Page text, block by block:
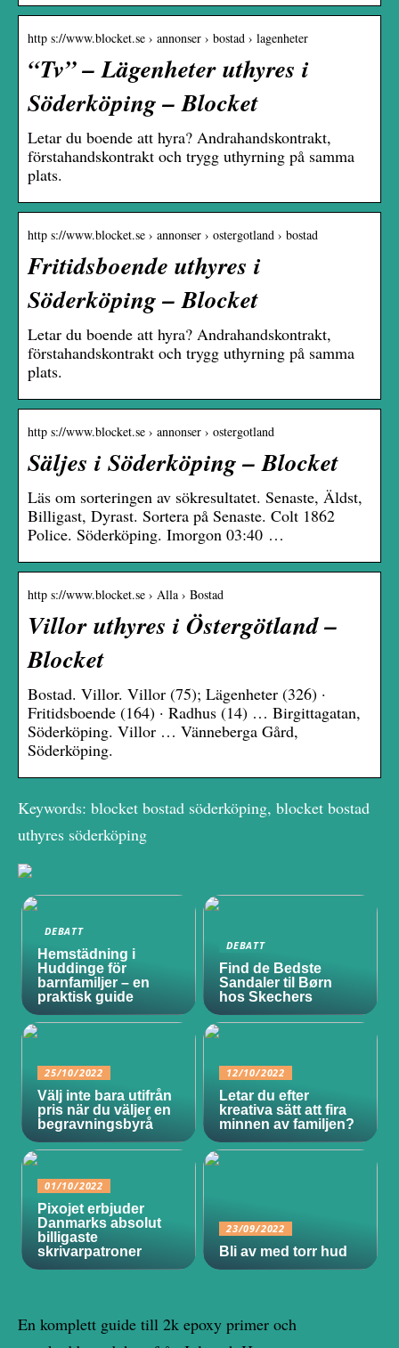
http s://www.blocket.se › annonser › bostad › lagenheter
“Tv” – Lägenheter uthyres i
Söderköping – Blocket
Letar du boende att hyra? Andrahandskontrakt,
förstahandskontrakt och trygg uthyrning på samma
plats.
http s://www.blocket.se › annonser › ostergotland › bostad
Fritidsboende uthyres i
Söderköping – Blocket
Letar du boende att hyra? Andrahandskontrakt,
förstahandskontrakt och trygg uthyrning på samma
plats.
http s://www.blocket.se › annonser › ostergotland
Säljes i Söderköping – Blocket
Läs om sorteringen av sökresultatet. Senaste, Äldst,
Billigast, Dyrast. Sortera på Senaste. Colt 1862
Police. Söderköping. Imorgon 03:40 …
http s://www.blocket.se › Alla › Bostad
Villor uthyres i Östergötland –
Blocket
Bostad. Villor. Villor (75); Lägenheter (326) ·
Fritidsboende (164) · Radhus (14) … Birgittagatan,
Söderköping. Villor … Vänneberga Gård,
Söderköping.
Keywords: blocket bostad söderköping, blocket bostad
uthyres söderköping
DEBATT
Hemstädning i
Huddinge för
barnfamiljer – en
praktisk guide
DEBATT
Find de Bedste
Sandaler til Børn
hos Skechers
25/10/2022
Välj inte bara utifrån
pris när du väljer en
begravningsbyrå
12/10/2022
Letar du efter
kreativa sätt att fira
minnen av familjen?
01/10/2022
Pixojet erbjuder
Danmarks absolut
billigaste
skrivarpatroner
23/09/2022
Bli av med torr hud
En komplett guide till 2k epoxy primer och